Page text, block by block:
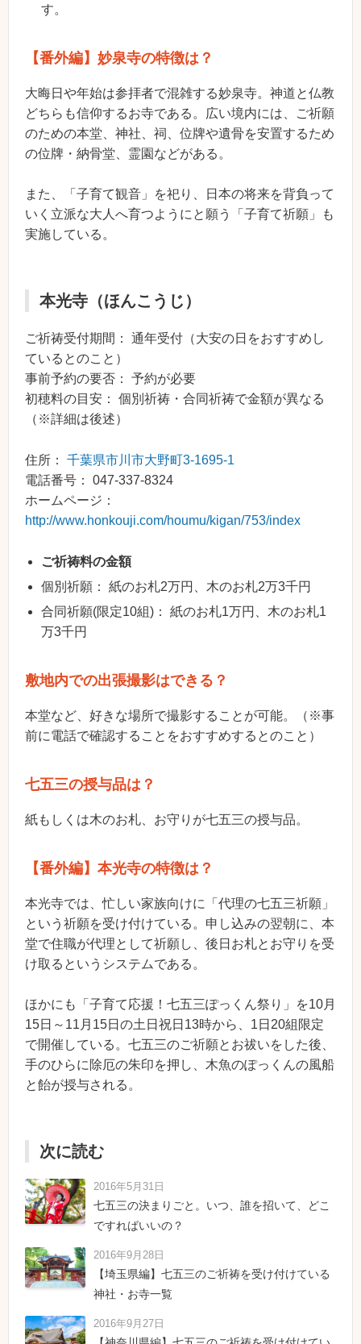
す。
【番外編】妙泉寺の特徴は？
大晦日や年始は参拝者で混雑する妙泉寺。神道と仏教
どちらも信仰するお寺である。広い境内には、ご祈願
のための本堂、神社、祠、位牌や遺骨を安置するため
の位牌・納骨堂、霊園などがある。
また、「子育て観音」を祀り、日本の将来を背負って
いく立派な大人へ育つようにと願う「子育て祈願」も
実施している。
本光寺（ほんこうじ）
ご祈祷受付期間： 通年受付（大安の日をおすすめし
ているとのこと）
事前予約の要否： 予約が必要
初穂料の目安： 個別祈祷・合同祈祷で金額が異なる
（※詳細は後述）
住所： 千葉県市川市大野町3-1695-1
電話番号： 047-337-8324
ホームページ：
http://www.honkouji.com/houmu/kigan/753/index
ご祈祷料の金額
個別祈願： 紙のお札2万円、木のお札2万3千円
合同祈願(限定10組)： 紙のお札1万円、木のお札1
万3千円
敷地内での出張撮影はできる？
本堂など、好きな場所で撮影することが可能。（※事
前に電話で確認することをおすすめするとのこと）
七五三の授与品は？
紙もしくは木のお札、お守りが七五三の授与品。
【番外編】本光寺の特徴は？
本光寺では、忙しい家族向けに「代理の七五三祈願」
という祈願を受け付けている。申し込みの翌朝に、本
堂で住職が代理として祈願し、後日お札とお守りを受
け取るというシステムである。
ほかにも「子育て応援！七五三ぽっくん祭り」を10月
15日～11月15日の土日祝日13時から、1日20組限定
で開催している。七五三のご祈願とお祓いをした後、
手のひらに除厄の朱印を押し、木魚のぽっくんの風船
と飴が授与される。
次に読む
2016年5月31日
七五三の決まりごと。いつ、誰を招いて、どこ
ですればいいの？
2016年9月28日
【埼玉県編】七五三のご祈祷を受け付けている
神社・お寺一覧
2016年9月27日